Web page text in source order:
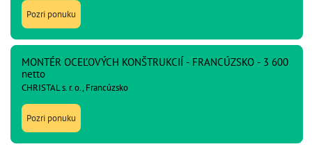
Pozri ponuku
MONTÉR OCEĽOVÝCH KONŠTRUKCIÍ - FRANCÚZSKO - 3 600
netto
CHRISTAL s. r. o., Francúzsko
Pozri ponuku